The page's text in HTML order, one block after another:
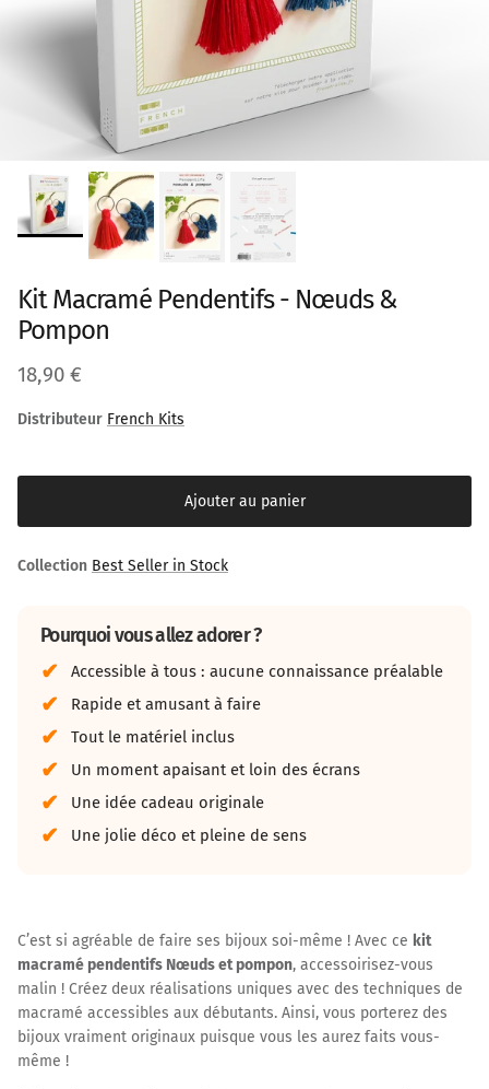
Kit Macramé Pendentifs - Nœuds &
Pompon
Prix habituel
18,90 €
Distributeur French Kits
Ajouter au panier
Collection Best Seller in Stock
Pourquoi vous allez adorer ?
Accessible à tous : aucune connaissance préalable
Rapide et amusant à faire
Tout le matériel inclus
Un moment apaisant et loin des écrans
Une idée cadeau originale
Une jolie déco et pleine de sens
C’est si agréable de faire ses bijoux soi-même ! Avec ce kit
macramé pendentifs Nœuds et pompon, accessoirisez-vous
malin ! Créez deux réalisations uniques avec des techniques de
macramé accessibles aux débutants. Ainsi, vous porterez des
bijoux vraiment originaux puisque vous les aurez faits vous-
même !